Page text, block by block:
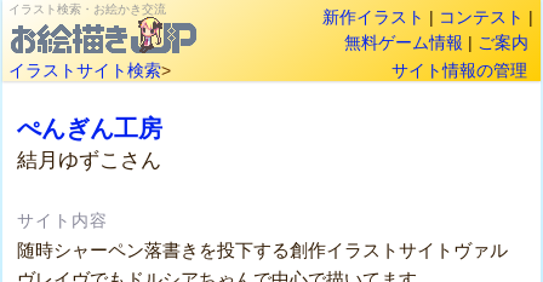
イラスト検索・お絵かき交流 新作イラスト | コンテスト |
無料ゲーム情報 | ご案内
イラストサイト検索> サイト情報の管理
ぺんぎん工房
結月ゆずこさん
サイト内容
随時シャーペン落書きを投下する創作イラストサイトヴァル